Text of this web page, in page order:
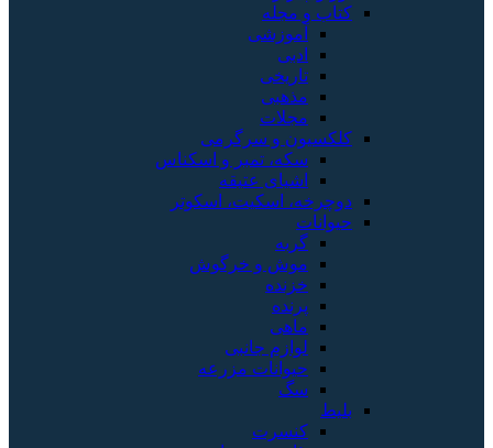
کتاب و مجله
آموزشی
ادبی
تاریخی
مذهبی
مجلات
کلکسیون و سرگرمی
سکه، تمبر و اسکناس
اشیای عتیقه
دوچرخه، اسکیت، اسکوتر
حیوانات
گربه
موش و خرگوش
خزنده
پرنده
ماهی
لوازم جانبی
حیوانات مزرعه
سگ
بلیط
کنسرت